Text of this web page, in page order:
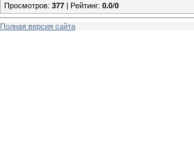
Просмотров: 377 | Рейтинг: 0.0/0
Полная версия сайта